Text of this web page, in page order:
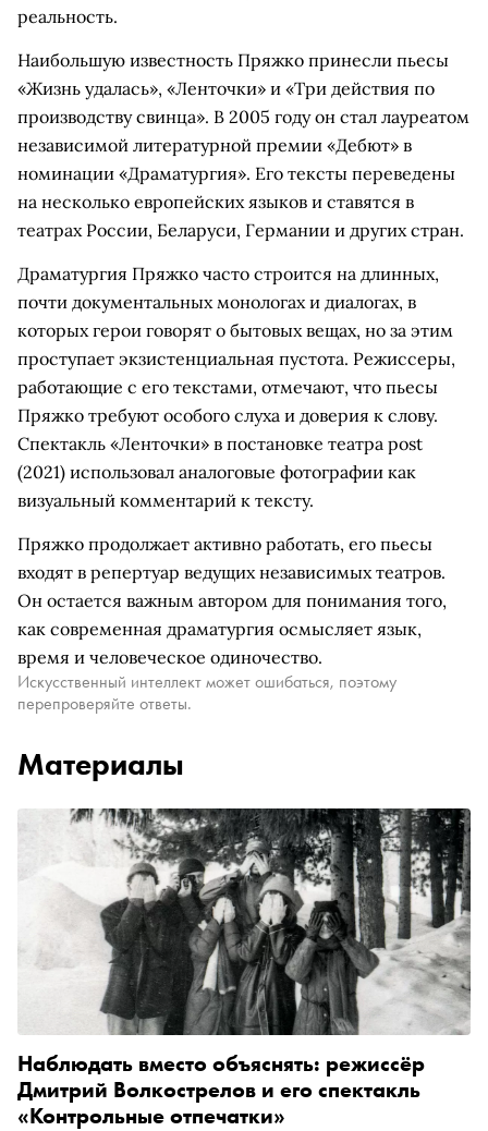
реальность.
Наибольшую известность Пряжко принесли пьесы
«Жизнь удалась», «Ленточки» и «Три действия по
производству свинца». В 2005 году он стал лауреатом
независимой литературной премии «Дебют» в
номинации «Драматургия». Его тексты переведены
на несколько европейских языков и ставятся в
театрах России, Беларуси, Германии и других стран.
Драматургия Пряжко часто строится на длинных,
почти документальных монологах и диалогах, в
которых герои говорят о бытовых вещах, но за этим
проступает экзистенциальная пустота. Режиссеры,
работающие с его текстами, отмечают, что пьесы
Пряжко требуют особого слуха и доверия к слову.
Спектакль «Ленточки» в постановке театра post
(2021) использовал аналоговые фотографии как
визуальный комментарий к тексту.
Пряжко продолжает активно работать, его пьесы
входят в репертуар ведущих независимых театров.
Он остается важным автором для понимания того,
как современная драматургия осмысляет язык,
время и человеческое одиночество.
Искусственный интеллект может ошибаться, поэтому
перепроверяйте ответы.
Материалы
Наблюдать вместо объяснять: режиссёр
Дмитрий Волкострелов и его спектакль
«Контрольные отпечатки»